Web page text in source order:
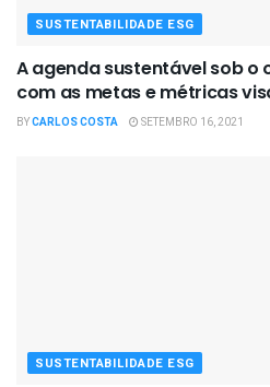
SUSTENTABILIDADE ESG
A agenda sustentável sob o
com as metas e métricas
BYCARLOS COSTA SETEMBRO 16, 2021
SUSTENTABILIDADE ESG